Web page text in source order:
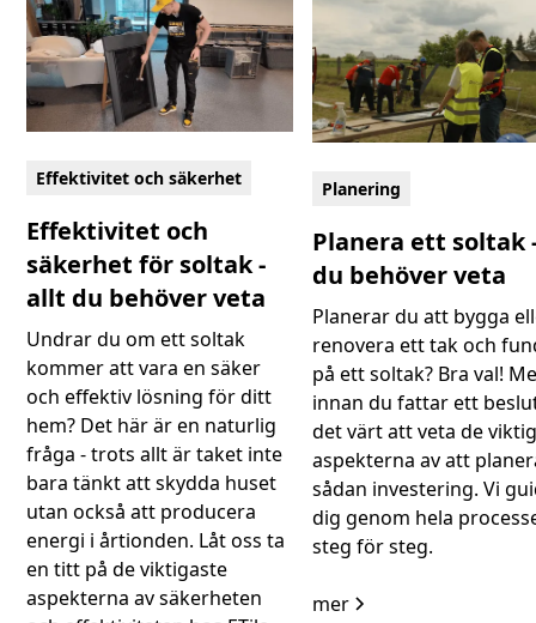
Effektivitet och säkerhet
Effektivitet och
säkerhet för soltak -
allt du behöver veta
Undrar du om ett soltak
kommer att vara en säker
och effektiv lösning för ditt
hem? Det här är en naturlig
fråga - trots allt är taket inte
bara tänkt att skydda huset
utan också att producera
energi i årtionden. Låt oss ta
en titt på de viktigaste
aspekterna av säkerheten
Planering
Planera ett soltak
du behöver veta
Planerar du att bygga
renovera ett tak och
på ett soltak? Bra val!
innan du fattar ett
det värt att veta de
aspekterna av att
sådan investering. Vi
dig genom hela
steg för steg.
mer